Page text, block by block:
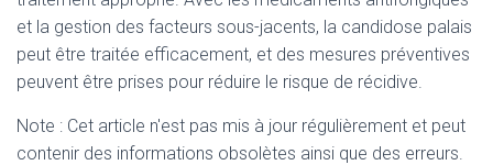
et la gestion des facteurs sous-jacents, la candidose palais
peut être traitée efficacement, et des mesures préventives
peuvent être prises pour réduire le risque de récidive.
Note : Cet article n'est pas mis à jour régulièrement et peut
contenir des informations obsolètes ainsi que des erreurs.